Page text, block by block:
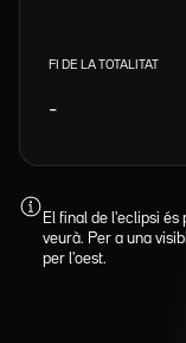
FI DE LA TOTALITAT
-
El final de l'eclipsi és
veurà. Per a una
per l'oest.